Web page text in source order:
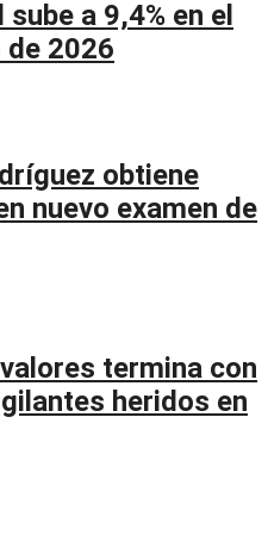
a 9,4% en el
2026
obtiene
nuevo examen de
termina con
heridos en